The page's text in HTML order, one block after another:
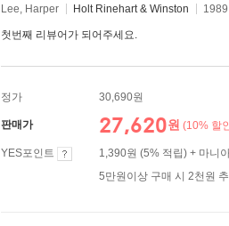
Lee, Harper Holt Rinehart & Winston
첫번째 리뷰어가 되어주세요.
정가 30,690원
판매가 27,620원 (10% 할
YES포인트
1,390원 (5% 적립) + 마니
5만원이상 구매 시 2천원